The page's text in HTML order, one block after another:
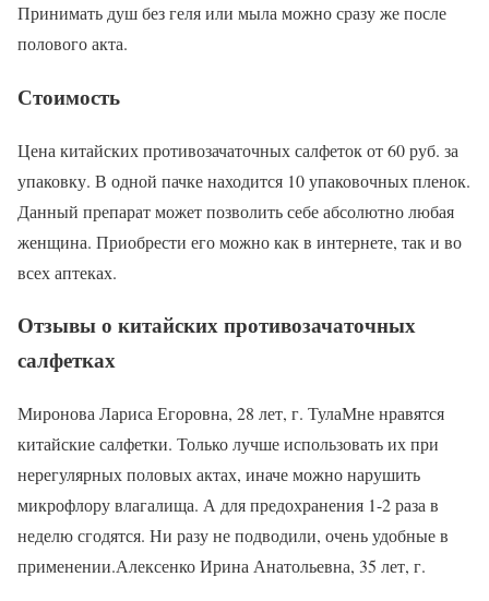
Принимать душ без геля или мыла можно сразу же после
полового акта.
Стоимость
Цена китайских противозачаточных салфеток от 60 руб. за
упаковку. В одной пачке находится 10 упаковочных пленок.
Данный препарат может позволить себе абсолютно любая
женщина. Приобрести его можно как в интернете, так и во
всех аптеках.
Отзывы о китайских противозачаточных
салфетках
Миронова Лариса Егоровна, 28 лет, г. ТулаМне нравятся
китайские салфетки. Только лучше использовать их при
нерегулярных половых актах, иначе можно нарушить
микрофлору влагалища. А для предохранения 1-2 раза в
неделю сгодятся. Ни разу не подводили, очень удобные в
применении.Алексенко Ирина Анатольевна, 35 лет, г.